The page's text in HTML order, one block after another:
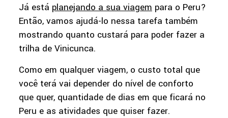
Já está planejando a sua viagem para o Peru?
Então, vamos ajudá-lo nessa tarefa também
mostrando quanto custará para poder fazer a
trilha de Vinicunca.
Como em qualquer viagem, o custo total que
você terá vai depender do nível de conforto
que quer, quantidade de dias em que ficará no
Peru e as atividades que quiser fazer.